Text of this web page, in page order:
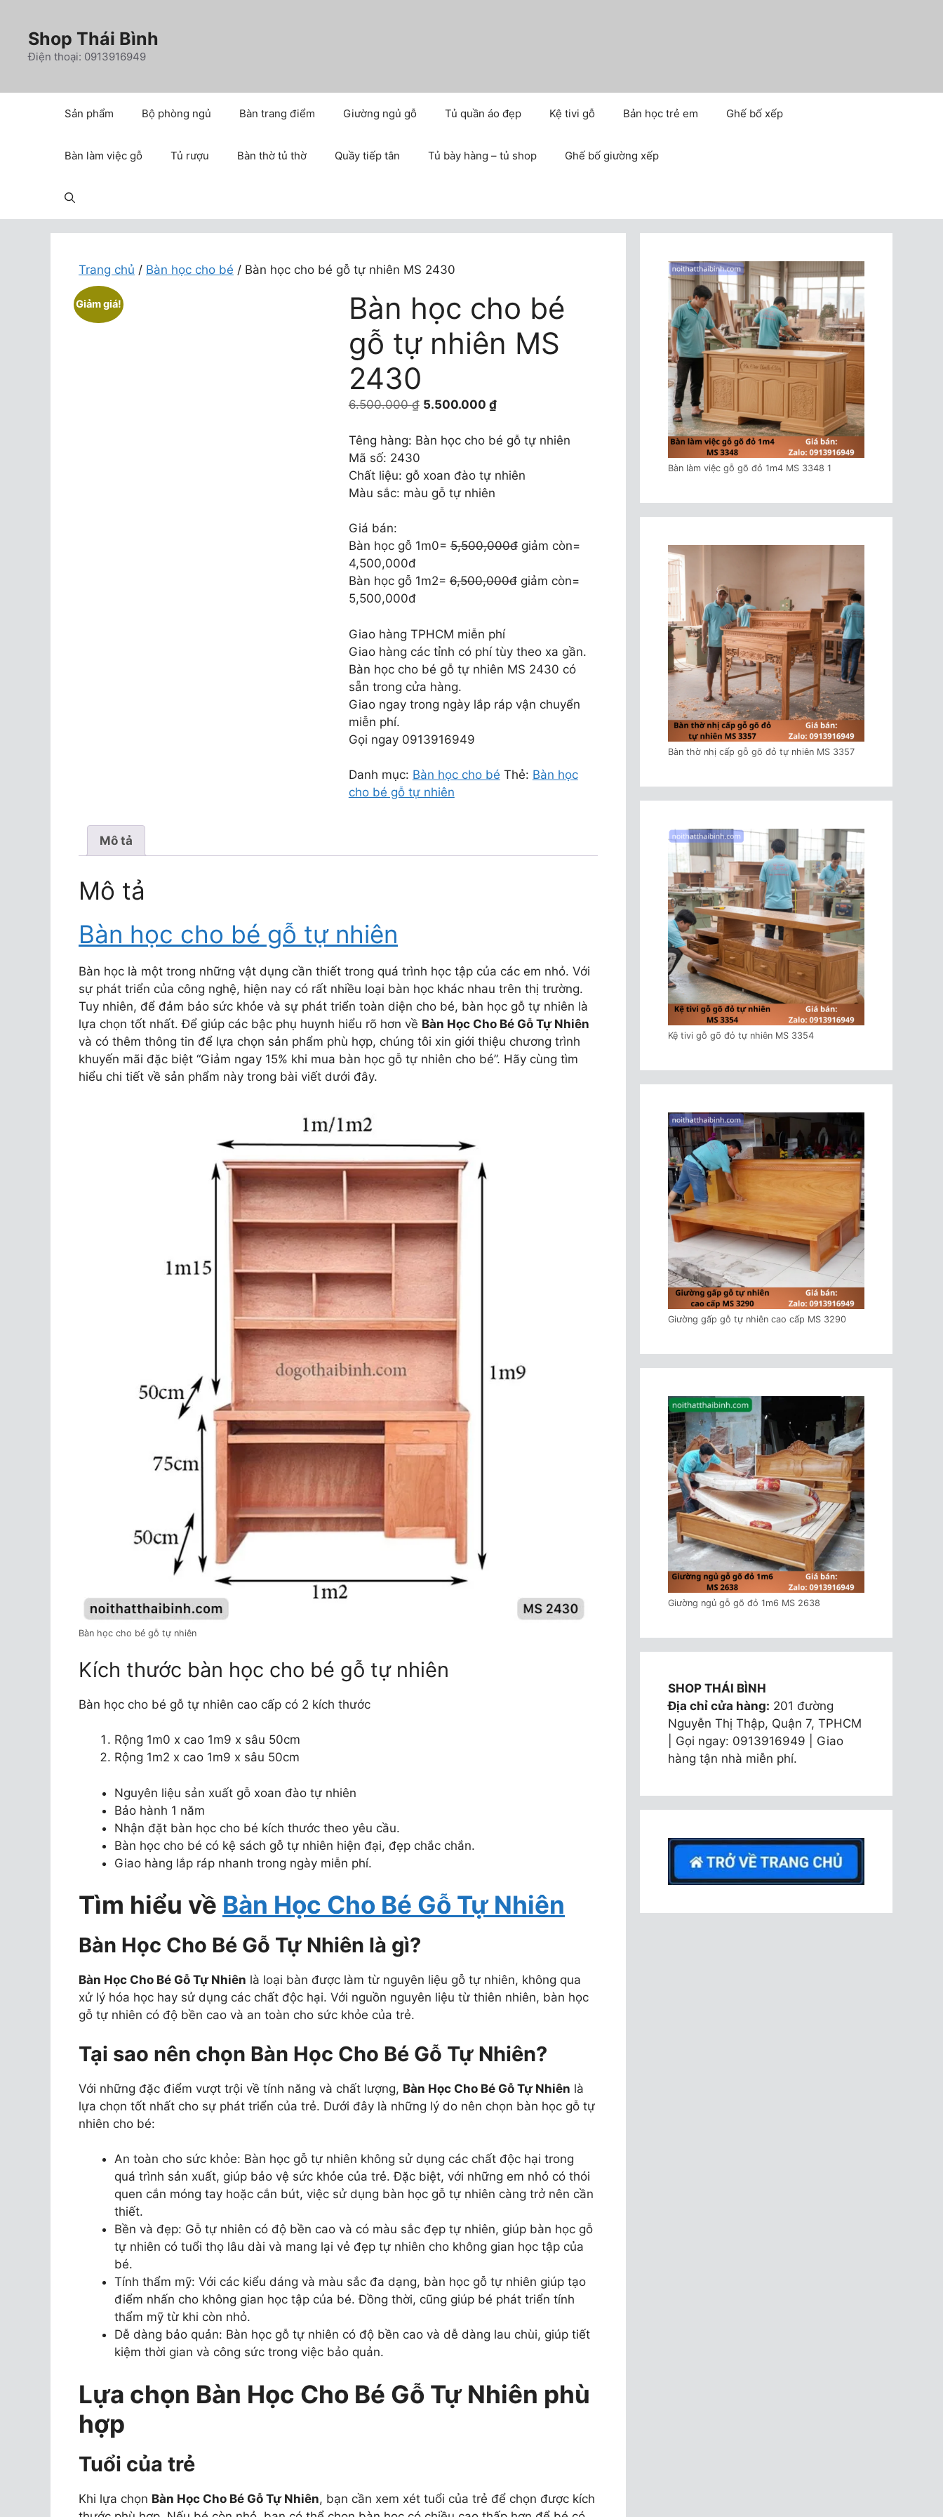
dung
Shop Thái Bình
Điện thoại: 0913916949
Sản phẩm Bộ phòng ngủ Bàn trang điểm Giường ngủ gỗ Tủ quần áo đẹp Kệ tivi gỗ Bản học trẻ em Ghế bố xếp
Bàn làm việc gỗ Tủ rượu Bàn thờ tủ thờ Quầy tiếp tân Tủ bày hàng – tủ shop Ghế bố giường xếp
Trang chủ / Bàn học cho bé / Bàn học cho bé gỗ tự nhiên MS 2430
Giảm giá!
Bàn học cho bé
gỗ tự nhiên MS
2430
6.500.000₫ Giá
là:
5.500.000 ₫Giá
tại
5.500.000 ₫.
Têng hàng: Bàn học cho bé gỗ tự nhiên
Mã số: 2430
Chất liệu: gỗ xoan đào tự nhiên
Màu sắc: màu gỗ tự nhiên
Giá bán:
Bàn học gỗ 1m0=5,500,000đgiảm còn=
4,500,000đ
Bàn học gỗ 1m2=6,500,000đgiảm còn=
5,500,000đ
Giao hàng TPHCM miễn phí
Giao hàng các tỉnh có phí tùy theo xa gần.
Bàn học cho bé gỗ tự nhiên MS 2430 có
sẵn trong cửa hàng.
Giao ngay trong ngày lắp ráp vận chuyển
miễn phí.
Gọi ngay 0913916949
Danh mục: Bàn học cho bé Thẻ: Bàn học
cho bé gỗ tự nhiên
Mô tả
Mô tả
Bàn học cho bé gỗ tự nhiên
Bàn học là một trong những vật dụng cần thiết trong quá trình học tập của các em nhỏ. Với
sự phát triển của công nghệ, hiện nay có rất nhiều loại bàn học khác nhau trên thị trường.
Tuy nhiên, để đảm bảo sức khỏe và sự phát triển toàn diện cho bé, bàn học gỗ tự nhiên là
lựa chọn tốt nhất. Để giúp các bậc phụ huynh hiểu rõ hơn về Bàn Học Cho Bé Gỗ Tự Nhiên
và có thêm thông tin để lựa chọn sản phẩm phù hợp, chúng tôi xin giới thiệu chương trình
khuyến mãi đặc biệt “Giảm ngay 15% khi mua bàn học gỗ tự nhiên cho bé”. Hãy cùng tìm
hiểu chi tiết về sản phẩm này trong bài viết dưới đây.
Bàn học cho bé gỗ tự nhiên
Kích thước bàn học cho bé gỗ tự nhiên
Bàn học cho bé gỗ tự nhiên cao cấp có 2 kích thước
Rộng 1m0 x cao 1m9 x sâu 50cm
Rộng 1m2 x cao 1m9 x sâu 50cm
Nguyên liệu sản xuất gỗ xoan đào tự nhiên
Bảo hành 1 năm
Nhận đặt bàn học cho bé kích thước theo yêu cầu.
Bàn học cho bé có kệ sách gỗ tự nhiên hiện đại, đẹp chắc chắn.
Giao hàng lắp ráp nhanh trong ngày miễn phí.
Tìm hiểu về Bàn Học Cho Bé Gỗ Tự Nhiên
Bàn Học Cho Bé Gỗ Tự Nhiên là gì?
Bàn Học Cho Bé Gỗ Tự Nhiên là loại bàn được làm từ nguyên liệu gỗ tự nhiên, không qua
xử lý hóa học hay sử dụng các chất độc hại. Với nguồn nguyên liệu từ thiên nhiên, bàn học
gỗ tự nhiên có độ bền cao và an toàn cho sức khỏe của trẻ.
Tại sao nên chọn Bàn Học Cho Bé Gỗ Tự Nhiên?
Với những đặc điểm vượt trội về tính năng và chất lượng, Bàn Học Cho Bé Gỗ Tự Nhiên là
lựa chọn tốt nhất cho sự phát triển của trẻ. Dưới đây là những lý do nên chọn bàn học gỗ tự
nhiên cho bé:
An toàn cho sức khỏe: Bàn học gỗ tự nhiên không sử dụng các chất độc hại trong
quá trình sản xuất, giúp bảo vệ sức khỏe của trẻ. Đặc biệt, với những em nhỏ có thói
quen cắn móng tay hoặc cắn bút, việc sử dụng bàn học gỗ tự nhiên càng trở nên cần
thiết.
Bền và đẹp: Gỗ tự nhiên có độ bền cao và có màu sắc đẹp tự nhiên, giúp bàn học gỗ
tự nhiên có tuổi thọ lâu dài và mang lại vẻ đẹp tự nhiên cho không gian học tập của
bé.
Tính thẩm mỹ: Với các kiểu dáng và màu sắc đa dạng, bàn học gỗ tự nhiên giúp tạo
điểm nhấn cho không gian học tập của bé. Đồng thời, cũng giúp bé phát triển tính
thẩm mỹ từ khi còn nhỏ.
Dễ dàng bảo quản: Bàn học gỗ tự nhiên có độ bền cao và dễ dàng lau chùi, giúp tiết
kiệm thời gian và công sức trong việc bảo quản.
Lựa chọn Bàn Học Cho Bé Gỗ Tự Nhiên phù
hợp
Tuổi của trẻ
Khi lựa chọn Bàn Học Cho Bé Gỗ Tự Nhiên, bạn cần xem xét tuổi của trẻ để chọn được kích
Bàn làm việc gỗ gõ đỏ 1m4 MS 3348 1
Bàn thờ nhị cấp gỗ gõ đỏ tự nhiên MS 3357
Kệ tivi gỗ gõ đỏ tự nhiên MS 3354
Giường gấp gỗ tự nhiên cao cấp MS 3290
Giường ngủ gỗ gõ đỏ 1m6 MS 2638
SHOP THÁI BÌNH
Địa chỉ cửa hàng: 201 đường
Nguyễn Thị Thập, Quận 7, TPHCM
| Gọi ngay: 0913916949 | Giao
hàng tận nhà miễn phí.